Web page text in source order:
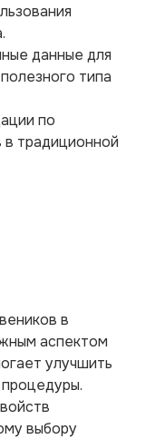
данные для
типа
по
традиционной
в
аспектом
улучшить
выбору